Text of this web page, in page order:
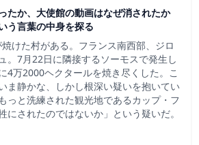
たか、大使館の動画はなぜ消されたか
言葉の中身を探る
けた村がある。フランス南西部、ジロ
。7月22日に隣接するソーモスで発生し
4万2000ヘクタールを焼き尽くした。こ
ま静かな、しかし根深い疑いを抱いてい
っと洗練された観光地であるカップ・フ
にされたのではないか」という疑いだ。